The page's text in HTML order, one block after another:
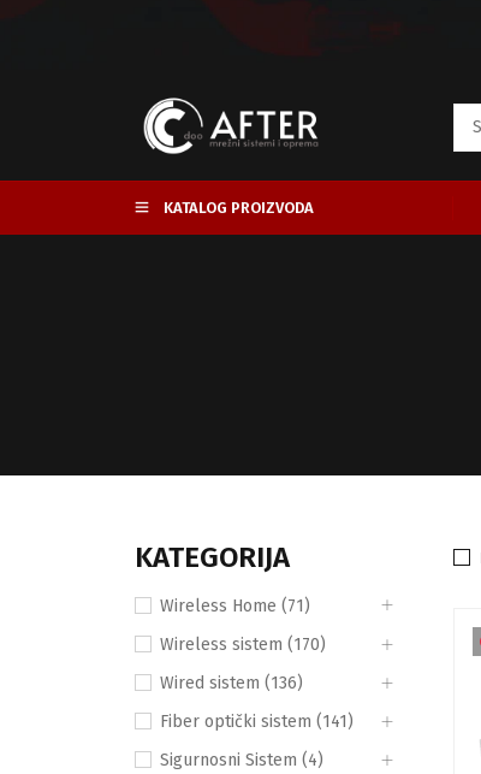
KATALOG PROIZVODA
KATEGORIJA
Wireless Home (71)
Wireless sistem (170)
Wired sistem (136)
Fiber optički sistem (141)
Sigurnosni Sistem (4)